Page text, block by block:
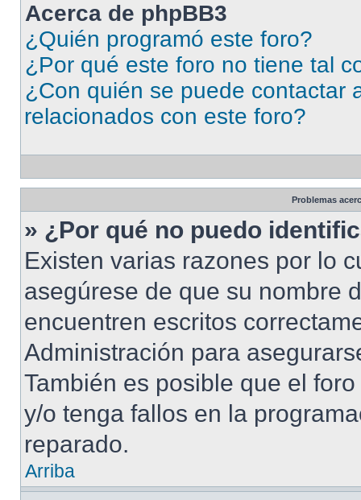
Acerca de phpBB3
¿Quién programó este foro?
¿Por qué este foro no tiene tal
¿Con quién se puede contactar
relacionados con este foro?
Problemas
» ¿Por qué no puedo
Existen varias razones por lo
asegúrese de que su nombre
encuentren escritos
Administración para
También es posible que el
y/o tenga fallos en la
reparado.
Arriba